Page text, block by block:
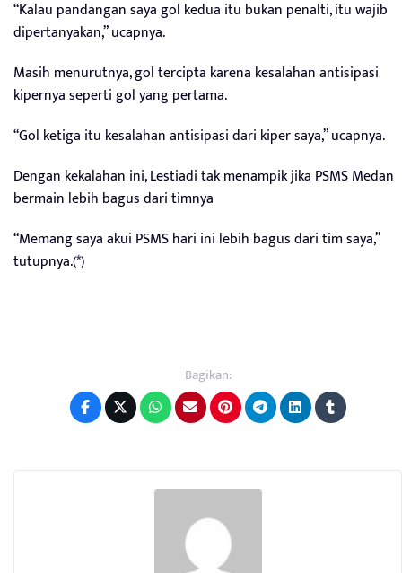
“Kalau pandangan saya gol kedua itu bukan penalti, itu wajib
dipertanyakan,” ucapnya.
Masih menurutnya, gol tercipta karena kesalahan antisipasi
kipernya seperti gol yang pertama.
“Gol ketiga itu kesalahan antisipasi dari kiper saya,” ucapnya.
Dengan kekalahan ini, Lestiadi tak menampik jika PSMS Medan
bermain lebih bagus dari timnya
“Memang saya akui PSMS hari ini lebih bagus dari tim saya,”
tutupnya.(*)
Bagikan: